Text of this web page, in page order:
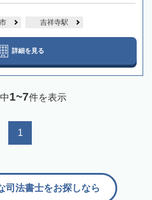
吉祥寺駅
詳細を見る
1~7件を表示
1
司法書士をお探しなら